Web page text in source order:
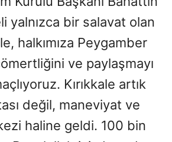
yalnızca bir salavat olan
halkımıza Peygamber
ve paylaşmayı
Kırıkkale artık
değil, maneviyat ve
haline geldi. 100 bin